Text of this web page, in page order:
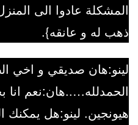
المشكلة عادوا الى
ذهب له و عانقه}.
لينو:هان صديقي و اخي
الحمدلله…..هان:نعم
هيونجين. لينو:هل يمكنك